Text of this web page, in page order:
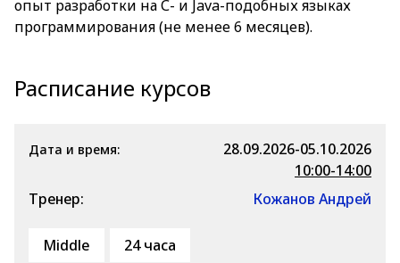
опыт разработки на С- и Java-подобных языках
программирования (не менее 6 месяцев).
Расписание курсов
Дата и время:
28.09.2026-05.10.2026
10:00-14:00
Тренер:
Кожанов Андрей
Middle 24 часа